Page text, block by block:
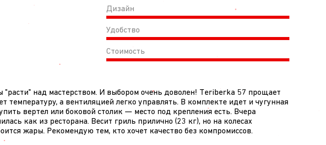
Дизайн
Удобство
Стоимость
"расти" над мастерством. И выбором очень доволен! Teriberka 57 прощает
а вентиляцией легко управлять. В комплекте идет и чугунная
вертел или боковой столик — место под крепления есть. Вчера
как из ресторана. Весит гриль прилично (23 кг), но на колесах
жары. Рекомендую тем, кто хочет качество без компромиссов.